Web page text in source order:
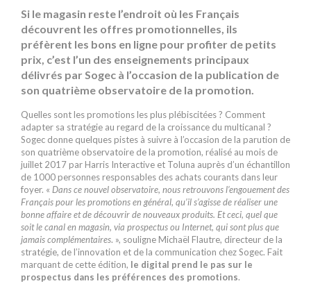
Si le magasin reste l’endroit où les Français
découvrent les offres promotionnelles, ils
préfèrent les bons en ligne pour profiter de petits
prix, c’est l’un des enseignements principaux
délivrés par Sogec à l’occasion de la publication de
son quatrième observatoire de la promotion.
Quelles sont les promotions les plus plébiscitées ? Comment
adapter sa stratégie au regard de la croissance du multicanal ?
Sogec donne quelques pistes à suivre à l’occasion de la parution de
son quatrième observatoire de la promotion, réalisé au mois de
juillet 2017 par Harris Interactive et Toluna auprès d’un échantillon
de 1000 personnes responsables des achats courants dans leur
foyer. « Dans ce nouvel observatoire, nous retrouvons l’engouement des
Français pour les promotions en général, qu’il s’agisse de réaliser une
bonne affaire et de découvrir de nouveaux produits. Et ceci, quel que
soit le canal en magasin, via prospectus ou Internet, qui sont plus que
jamais complémentaires. », souligne Michaël Flautre, directeur de la
stratégie, de l’innovation et de la communication chez Sogec. Fait
marquant de cette édition, le digital prend le pas sur le
prospectus dans les préférences des promotions.